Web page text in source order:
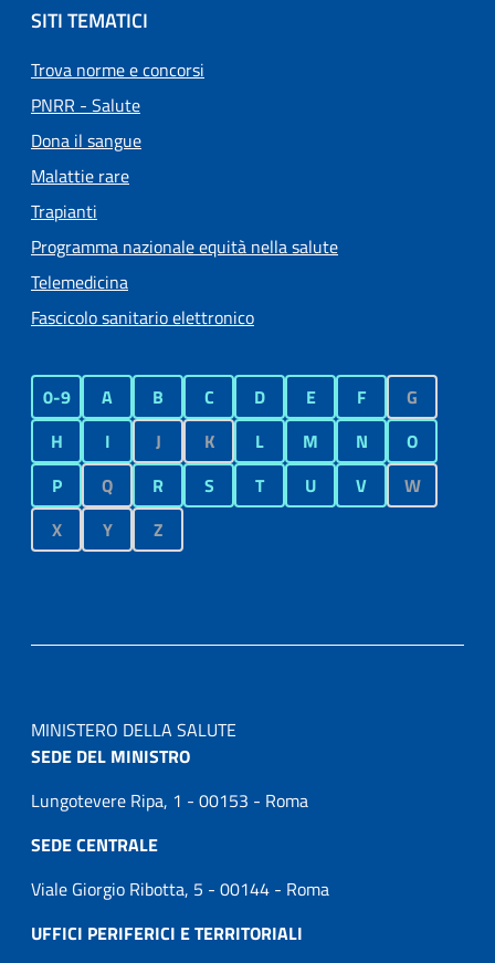
SITI TEMATICI
Trova norme e concorsi
PNRR - Salute
Dona il sangue
Malattie rare
Trapianti
Programma nazionale equità nella salute
Telemedicina
Fascicolo sanitario elettronico
0-9 A B C D E F
G
H
I J K L M N
O
P
Q R S T U V
W
X
Y Z
MINISTERO DELLA SALUTE
SEDE DEL MINISTRO
Lungotevere Ripa, 1 - 00153 - Roma
SEDE CENTRALE
Viale Giorgio Ribotta, 5 - 00144 - Roma
UFFICI PERIFERICI E TERRITORIALI